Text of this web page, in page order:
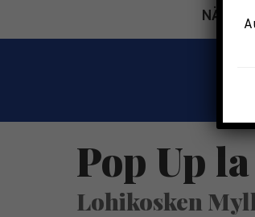
NÄE &
Pop Up
Lohikosken